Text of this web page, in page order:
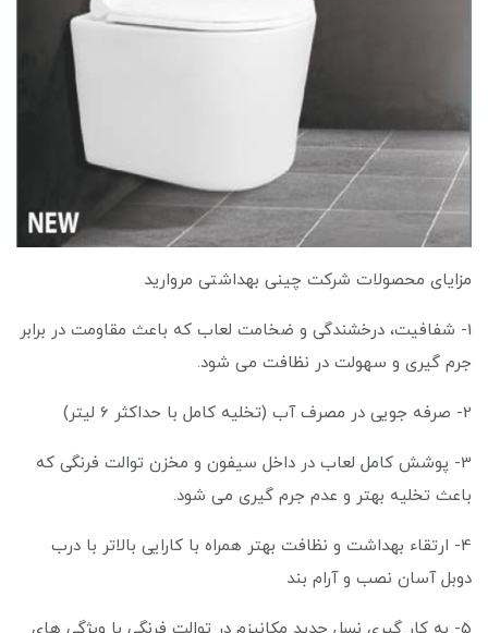
مزایای محصولات شرکت چینی بهداشتی مروارید
1- شفافیت، درخشندگی و ضخامت لعاب که باعث مقاومت در برابر
جرم گیری و سهولت در نظافت می شود.
2- صرفه جویی در مصرف آب (تخلیه کامل با حداکثر 6 لیتر)
3- پوشش کامل لعاب در داخل سیفون و مخزن توالت فرنگی که
باعث تخلیه بهتر و عدم جرم گیری می شود.
4- ارتقاء بهداشت و نظافت بهتر همراه با کارایی بالاتر با درب
دوبل آسان نصب و آرام بند